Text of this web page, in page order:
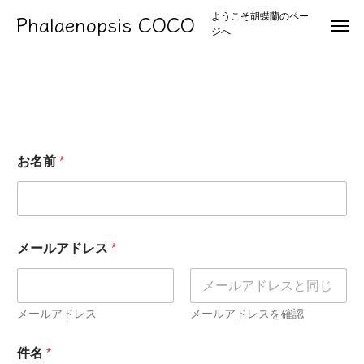
Phalaenopsis COCO
ようこそ胡蝶蘭のペー
ジへ
お名前 *
名
*
メールアドレス *
メールアドレス メールアドレスを確認
件名 *